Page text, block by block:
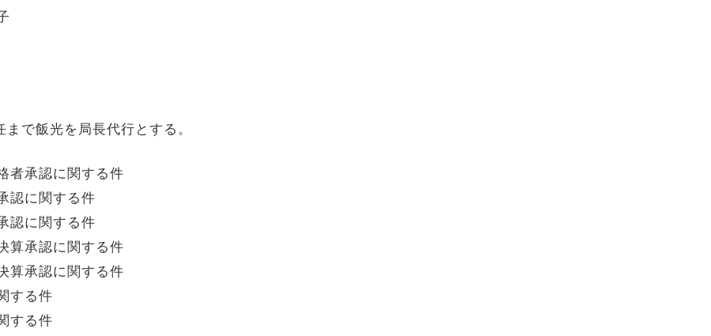
で飯光を局長代行とする。
者承認に関する件
認に関する件
認に関する件
算承認に関する件
算承認に関する件
する件
する件